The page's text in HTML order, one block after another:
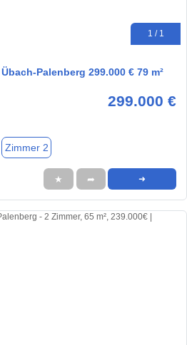
1 / 1
Palenberg 299.000 € 79 m²
299.000 €
Zimmer 2
★ ➦ ➜